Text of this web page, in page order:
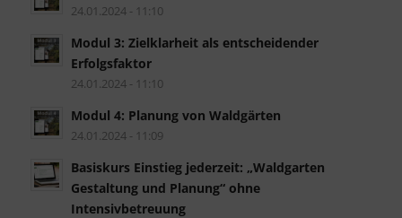
24.01.2024 - 11:10
Modul 3: Zielklarheit als entscheidender
Erfolgsfaktor
24.01.2024 - 11:10
Modul 4: Planung von Waldgärten
24.01.2024 - 11:09
Basiskurs Einstieg jederzeit: „Waldgarten
Gestaltung und Planung“ ohne
Intensivbetreuung